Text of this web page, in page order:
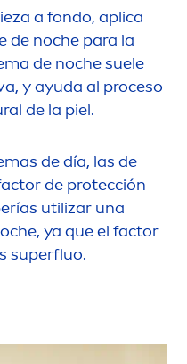
a fondo, aplica
de noche para la
de noche suele
y ayuda al proceso
de la piel.
de día, las de
de protección
utilizar una
ya que el factor
superfluo.